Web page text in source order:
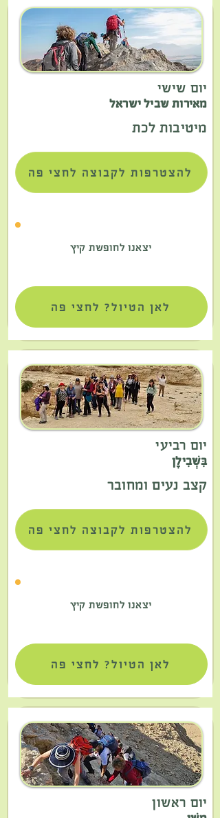
יום שישי
מאירות שביל ישראל
מיטיבות לכת
להצטרפות לקבוצה לחצי פה
יצאנו לחופשת קיץ
לאן הטיול? לחצי פה
יום רביעי
בִּשְׁבִילָן
קצב נעים ומחובר
להצטרפות לקבוצה לחצי פה
יצאנו לחופשת קיץ
לאן הטיול? לחצי פה
יום ראשון